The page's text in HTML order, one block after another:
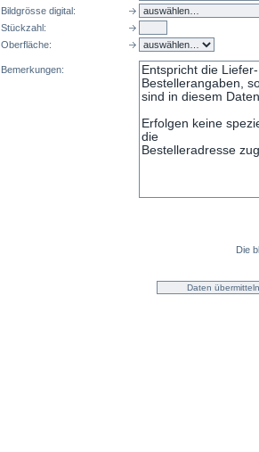
Bildgrösse digital:
Stückzahl:
Oberfläche:
Bemerkungen:
Die